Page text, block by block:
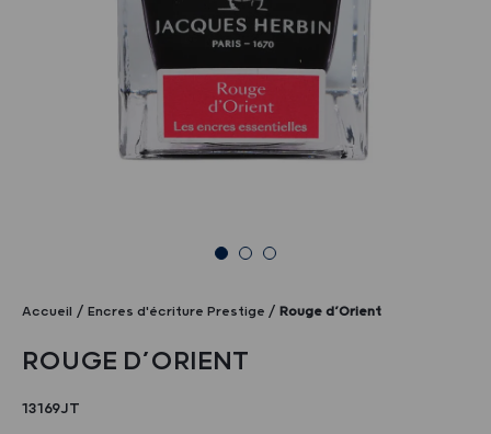
Accueil Encres d'écriture Prestige Rouge d’Orient
ROUGE D’ORIENT
13169JT